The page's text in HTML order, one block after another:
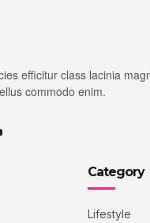
efficitur class lacinia
commodo enim.
Category
Lifestyle